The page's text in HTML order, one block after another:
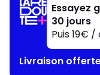
Essayez
30 jours
Puis 19€ /
Livraison